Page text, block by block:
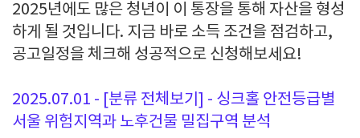
2025년에도 많은 청년이 이 통장을 통해 자산을 형성
하게 될 것입니다. 지금 바로 소득 조건을 점검하고,
공고일정을 체크해 성공적으로 신청해보세요!
2025.07.01 - [분류 전체보기] - 싱크홀 안전등급별
서울 위험지역과 노후건물 밀집구역 분석